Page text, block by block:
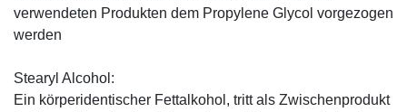
verwendeten Produkten dem Propylene Glycol vorgezogen
werden
Stearyl Alcohol:
Ein körperidentischer Fettalkohol, tritt als Zwischenprodukt